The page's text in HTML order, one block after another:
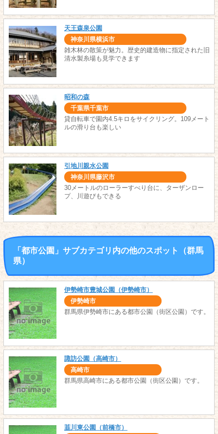
天王森泉公園
神奈川県横浜市
雑木林の散策が魅力。歴史的建造物に指定された旧
清水製糸場も見学できます
昭和の森
千葉県千葉市
貸自転車で園内4.5キロをサイクリング。109メート
ルの滑り台も楽しい
引地川親水公園
神奈川県藤沢市
30メートルのローラーすべり台に、ターザンロー
プ、川遊びもできる
「都市公園」サブカテゴリ内の他のスポット（群馬
県）
伊勢崎市豊城公園（伊勢崎市）
伊勢崎市
群馬県伊勢崎市にある都市公園（街区公園）です。
諏訪公園（高崎市）
高崎市
群馬県高崎市にある都市公園（街区公園）です。
韮川東公園（前橋市）